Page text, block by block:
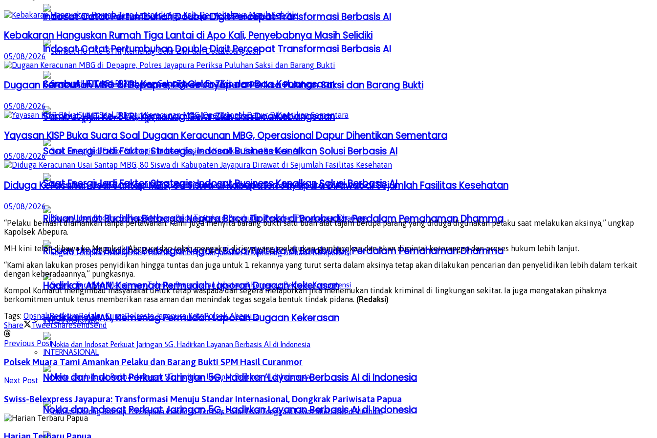
Indosat Catat Pertumbuhan Double Digit Percepat Transformasi Berbasis AI
Sambut HUT Ke-81 RI, Kemenag Gelar Zikir dan Doa Kebangsaan
Saat Energi Jadi Faktor Strategis, Indosat Business Kenalkan Solusi Berbasis AI
Ribuan Umat Buddha Berbagai Negara Baca Tipitaka di Borobudur, Perdalam Pemahaman Dhamma
Hadirkan AMAN, Kemenag Permudah Laporan Dugaan Kekerasan
INTERNASIONAL
Nokia dan Indosat Perkuat Jaringan 5G, Hadirkan Layanan Berbasis AI di Indonesia
Indosat Catat Pertumbuhan Double Digit Percepat Transformasi Berbasis AI
Sambut HUT Ke-81 RI, Kemenag Gelar Zikir dan Doa Kebangsaan
Saat Energi Jadi Faktor Strategis, Indosat Business Kenalkan Solusi Berbasis AI
Ribuan Umat Buddha Berbagai Negara Baca Tipitaka di Borobudur, Perdalam Pemahaman Dhamma
Hadirkan AMAN, Kemenag Permudah Laporan Dugaan Kekerasan
INTERNASIONAL
Nokia dan Indosat Perkuat Jaringan 5G, Hadirkan Layanan Berbasis AI di Indonesia
Kebakaran Hanguskan Rumah Tiga Lantai di Apo Kali, Penyebabnya Masih Selidiki
05/08/2026
Dugaan Keracunan MBG di Depapre, Polres Jayapura Periksa Puluhan Saksi dan Barang Bukti
05/08/2026
Yayasan KISP Buka Suara Soal Dugaan Keracunan MBG, Operasional Dapur Dihentikan Sementara
05/08/2026
Diduga Keracunan Usai Santap MBG, 80 Siswa di Kabupaten Jayapura Dirawat di Sejumlah Fasilitas Kesehatan
05/08/2026
“Pelaku berhasil diamankan tanpa perlawanan. Kami juga menyita barang bukti satu buah alat tajam berupa parang yang diduga digunakan pelaku saat melakukan aksinya,” ungkap
Kapolsek Abepura.
MH kini telah dibawa ke Mapolsek Abepura dan telah mengakui dirinya yang melakukan pembacokan dan akan dimintai keterangan dan proses hukum lebih lanjut.
“Kami akan lakukan proses penyidikan hingga tuntas dan juga untuk 1 rekannya yang turut serta dalam aksinya tetap akan dilakukan pencarian dan penyelidikan lebih dalam terkait
dengan keberadaannya,” pungkasnya.
Kompol Komarul mengimbau masyarakat untuk tetap waspada dan segera melaporkan jika menemukan tindak kriminal di lingkungan sekitar. Ia juga mengatakan pihaknya
berkomitmen untuk terus memberikan rasa aman dan menindak tegas segala bentuk tindak pidana. (Redaksi)
Tags: Opsnal ReskrimPelaku CurasPolresta Jayapura KotaPolsek Abepura
Share
TweetShareSendSend
Previous Post
Polsek Muara Tami Amankan Pelaku dan Barang Bukti SPM Hasil Curanmor
Next Post
Swiss-Belexpress Jayapura: Transformasi Menuju Standar Internasional, Dongkrak Pariwisata Papua